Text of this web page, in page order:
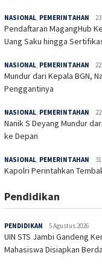
NASIONAL, PEMERINTAHAN
Pendaftaran MagangHub
Uang Saku hingga
NASIONAL, PEMERINTAHAN
Mundur dari Kepala BGN,
Penggantinya
NASIONAL, PEMERINTAHAN
Nanik S Deyang Mundur
ke Depan
NASIONAL, PEMERINTAHAN
Kapolri Perintahkan
Pendidikan
PENDIDIKAN 5 Agustus 2026
UIN STS Jambi Gandeng
Mahasiswa Disiapkan